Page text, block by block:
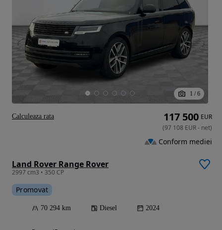
1 / 6
Land Rover Range Rover
2997 cm3 • 350 CP
Promovat
70 294 km Diesel 2024
117 500 EUR
(97 108 EUR- net)
Conform mediei
Calculeaza rata